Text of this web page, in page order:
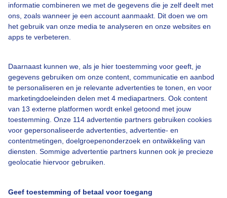
informatie combineren we met de gegevens die je zelf deelt met
ons, zoals wanneer je een account aanmaakt. Dit doen we om
het gebruik van onze media te analyseren en onze websites en
apps te verbeteren.
Daarnaast kunnen we, als je hier toestemming voor geeft, je
gegevens gebruiken om onze content, communicatie en aanbod
te personaliseren en je relevante advertenties te tonen, en voor
marketingdoeleinden delen met 4 mediapartners. Ook content
van 13 externe platformen wordt enkel getoond met jouw
toestemming. Onze 114 advertentie partners gebruiken cookies
voor gepersonaliseerde advertenties, advertentie- en
contentmetingen, doelgroepenonderzoek en ontwikkeling van
diensten. Sommige advertentie partners kunnen ook je precieze
geolocatie hiervoor gebruiken.
Geef toestemming of betaal voor toegang
Een moment geduld aub...
Over Buienradar
Bedrijfsgegevens
Veelgestelde vragen
Toegankelijkheid